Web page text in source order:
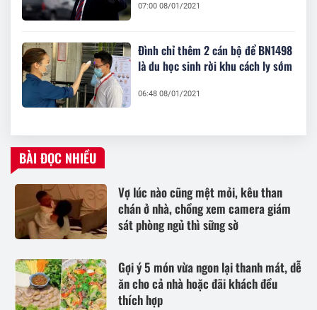
07:00 08/01/2021
Đình chỉ thêm 2 cán bộ để BN1498
là du học sinh rời khu cách ly sớm
06:48 08/01/2021
BÀI ĐỌC NHIỀU
Vợ lúc nào cũng mệt mỏi, kêu than
chán ở nhà, chồng xem camera giám
sát phòng ngủ thì sững sờ
Gợi ý 5 món vừa ngon lại thanh mát, dễ
ăn cho cả nhà hoặc đãi khách đều
thích hợp